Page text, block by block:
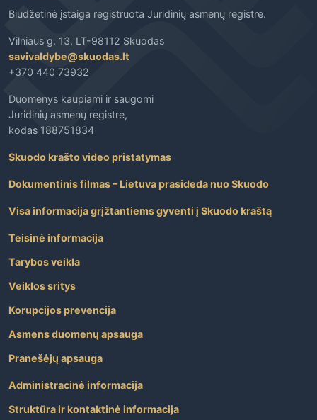
Biudžetinė įstaiga registruota Juridinių asmenų registre.
Vilniaus g. 13, LT-98112 Skuodas
savivaldybe@skuodas.lt
+370 440 73932
Duomenys kaupiami ir saugomi
Juridinių asmenų registre,
kodas 188751834
Skuodo krašto video pristatymas
Dokumentinis filmas – Lietuva prasideda nuo Skuodo
Visa informacija grįžtantiems gyventi į Skuodo kraštą
Teisinė informacija
Tarybos veikla
Veiklos sritys
Korupcijos prevencija
Asmens duomenų apsauga
Pranešėjų apsauga
Administracinė informacija
Struktūra ir kontaktinė informacija